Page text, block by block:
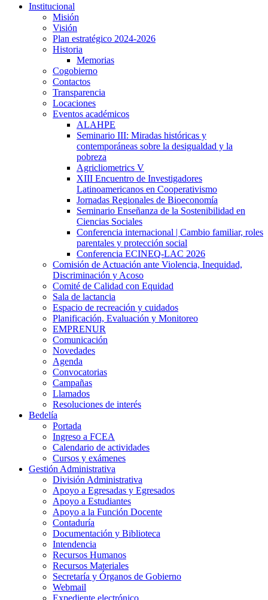
Institucional
Misión
Visión
Plan estratégico 2024-2026
Historia
Memorias
Cogobierno
Contactos
Transparencia
Locaciones
Eventos académicos
ALAHPE
Seminario III: Miradas históricas y
contemporáneas sobre la desigualdad y la
pobreza
Agricliometrics V
XIII Encuentro de Investigadores
Latinoamericanos en Cooperativismo
Jornadas Regionales de Bioeconomía
Seminario Enseñanza de la Sostenibilidad en
Ciencias Sociales
Conferencia internacional | Cambio familiar, roles
parentales y protección social
Conferencia ECINEQ-LAC 2026
Comisión de Actuación ante Violencia, Inequidad,
Discriminación y Acoso
Comité de Calidad con Equidad
Sala de lactancia
Espacio de recreación y cuidados
Planificación, Evaluación y Monitoreo
EMPRENUR
Comunicación
Novedades
Agenda
Convocatorias
Campañas
Llamados
Resoluciones de interés
Bedelía
Portada
Ingreso a FCEA
Calendario de actividades
Cursos y exámenes
Gestión Administrativa
División Administrativa
Apoyo a Egresadas y Egresados
Apoyo a Estudiantes
Apoyo a la Función Docente
Contaduría
Documentación y Biblioteca
Intendencia
Recursos Humanos
Recursos Materiales
Secretaría y Órganos de Gobierno
Webmail
Expediente electrónico